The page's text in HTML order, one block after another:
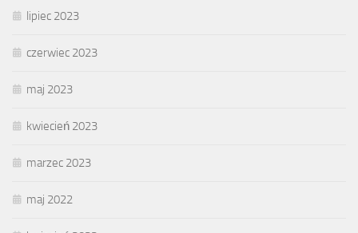
lipiec 2023
czerwiec 2023
maj 2023
kwiecień 2023
marzec 2023
maj 2022